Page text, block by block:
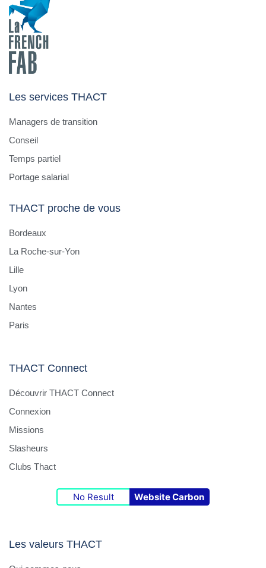
Les services THACT
Managers de transition
Conseil
Temps partiel
Portage salarial
THACT proche de vous
Bordeaux
La Roche-sur-Yon
Lille
Lyon
Nantes
Paris
THACT Connect
Découvrir THACT Connect
Connexion
Missions
Slasheurs
Clubs Thact
No Result Website Carbon
Les valeurs THACT